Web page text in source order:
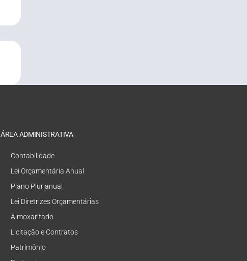
ÁREA ADMINISTRATIVA
Contabilidade
Lei Orçamentária Anual
Plano Plurianual
Lei Diretrizes Orçamentárias
Almoxarifado
Licitação e Contratos
Patrimônio